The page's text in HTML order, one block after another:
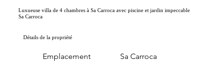
Luxueuse villa de 4 chambres à Sa Carroca avec piscine et jardin impeccable
Sa Carroca
Détails de la propriété
Emplacement Sa Carroca